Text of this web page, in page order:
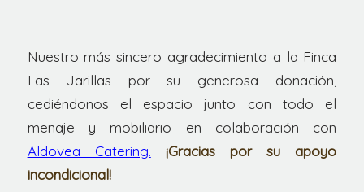
Nuestro más sincero agradecimiento a la Finca
Las Jarillas por su generosa donación,
cediéndonos el espacio junto con todo el
menaje y mobiliario en colaboración con
Aldovea Catering.
¡Gracias por su apoyo
incondicional!